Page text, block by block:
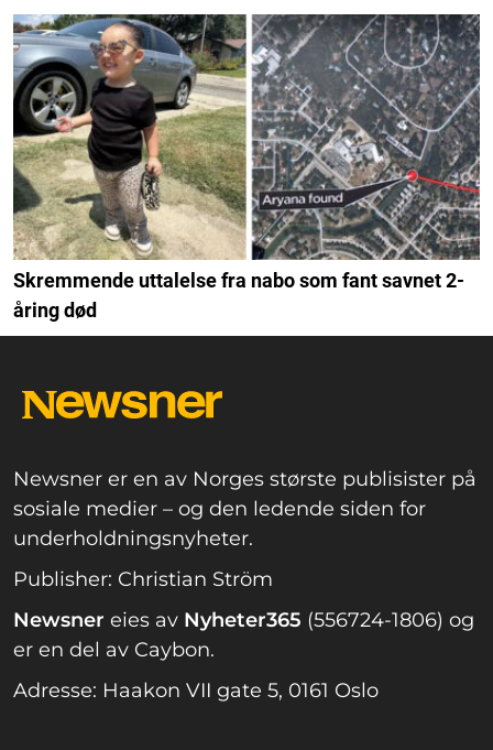
Skremmende uttalelse fra nabo som fant savnet 2-
åring død
Newsner er en av Norges største publisister på
sosiale medier – og den ledende siden for
underholdningsnyheter.
Publisher: Christian Ström
Newsner eies av Nyheter365 (556724-1806) og
er en del av Caybon.
Adresse: Haakon VII gate 5, 0161 Oslo